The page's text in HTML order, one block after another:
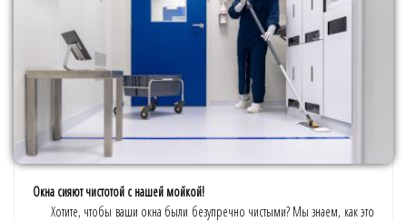
Окна сияют чистотой с нашей мойкой!
Хотите, чтобы ваши окна были безупречно чистыми? Мы знаем, как это